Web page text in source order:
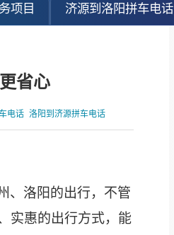
项目 济源到洛阳拼车电话
省心
电话 洛阳到济源拼车电话
、洛阳的出行，不管
实惠的出行方式，能